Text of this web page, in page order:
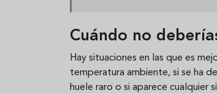
Cuándo no
Hay situaciones en las que es
temperatura ambiente, si se ha
huele raro o si aparece cualquier